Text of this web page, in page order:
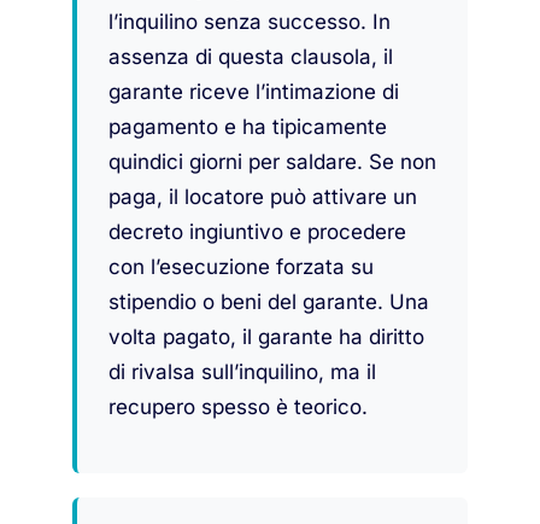
l’inquilino senza successo. In
assenza di questa clausola, il
garante riceve l’intimazione di
pagamento e ha tipicamente
quindici giorni per saldare. Se non
paga, il locatore può attivare un
decreto ingiuntivo e procedere
con l’esecuzione forzata su
stipendio o beni del garante. Una
volta pagato, il garante ha diritto
di rivalsa sull’inquilino, ma il
recupero spesso è teorico.